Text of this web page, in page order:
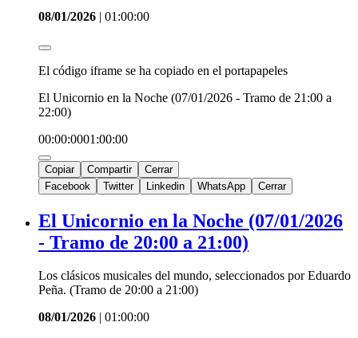
08/01/2026 | 01:00:00
El código iframe se ha copiado en el portapapeles
El Unicornio en la Noche (07/01/2026 - Tramo de 21:00 a
22:00)
00:00:0001:00:00
Copiar Compartir
Cerrar
Facebook
Twitter Linkedin WhatsApp Cerrar
El Unicornio en la Noche (07/01/2026
- Tramo de 20:00 a 21:00)
Los clásicos musicales del mundo, seleccionados por Eduardo
Peña. (Tramo de 20:00 a 21:00)
08/01/2026 | 01:00:00